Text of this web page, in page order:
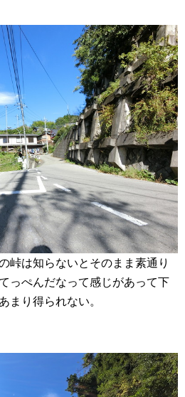
峠は知らないとそのまま素通り
っぺんだなって感じがあって下
まり得られない。